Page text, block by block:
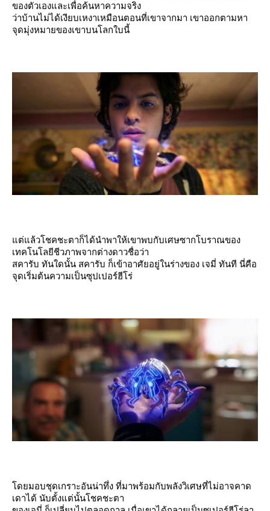
ของตัวเองและเพื่อค้นหาความจริง
ว่าบ้านไม่ได้เงียบเหงาเหมือนตอนที่เขาจากมา เขาออกตามหา
จุดมุ่งหมายของเขาบนโลกใบนี้
ต่แล้วโชคชะตาก็ได้นำพาให้เขาพบกับเศษซากโบราณของ
เทคโนโลยีชีวภาพจากต่างดาวชื่อว่า
สคารับ ทันใดนั้น สคารับ ก็เข้าอาศัยอยู่ในร่างของ เจมี่ ทันที นี่คือ
จุดเริ่มต้นความเป็นซุปเปอร์ฮีโร่
ดยมอบชุดเกราะอันน่าทึ่ง ที่มาพร้อมกับพลังวิเศษที่ไม่อาจคาด
เดาได้ นับตั้งแต่นั้นโชคชะตา